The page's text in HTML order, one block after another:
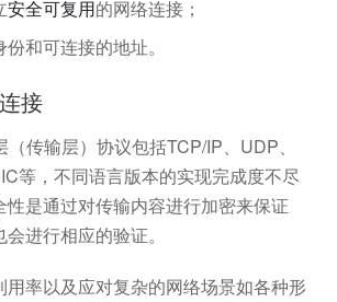
安全可复用的网络连接；
和可连接的地址。
接
传输层）协议包括TCP/IP、UDP、
等，不同语言版本的实现完成度不尽
是通过对传输内容进行加密来保证
进行相应的验证。
用率以及应对复杂的网络场景如各种形